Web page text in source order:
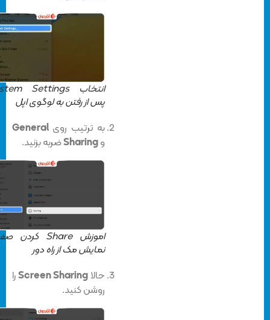
انتخاب System Settings
پس از رفتن به لوگوی اپل
به ترتیب روی General
Sharingضربه بزنید.
اموزش Share کردن صفحه
نمایش مک از راه دور
حالا Screen Sharingرا
روشن کنید.